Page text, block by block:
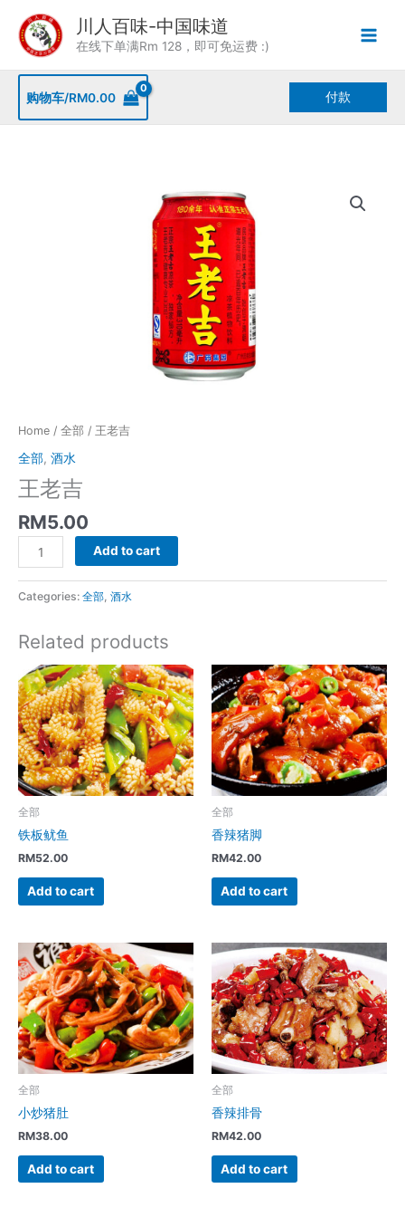
content
川人百味-中国味道
在线下单满Rm 128，即可免运费 :)
购物车/RM0.00 付款
Home / 全部 / 王老吉
全部, 酒水
王老吉
RM5.00
老
吉
quantity
Add to cart
Categories: 全部, 酒水
Related products
全部
铁板鱿鱼
RM52.00
Add to cart
全部
香辣猪脚
RM42.00
Add to cart
全部
小炒猪肚
RM38.00
Add to cart
全部
香辣排骨
RM42.00
Add to cart